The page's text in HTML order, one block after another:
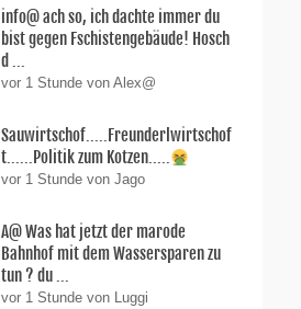
info@ ach so, ich dachte immer du
bist gegen Fschistengebäude! Hosch
d ...
vor 1 Stunde von Alex@
Sauwirtschof.....Freunderlwirtschof
t......Politik zum Kotzen.....
vor 1 Stunde von Jago
A@ Was hat jetzt der marode
Bahnhof mit dem Wassersparen zu
tun ? du ...
vor 1 Stunde von Luggi